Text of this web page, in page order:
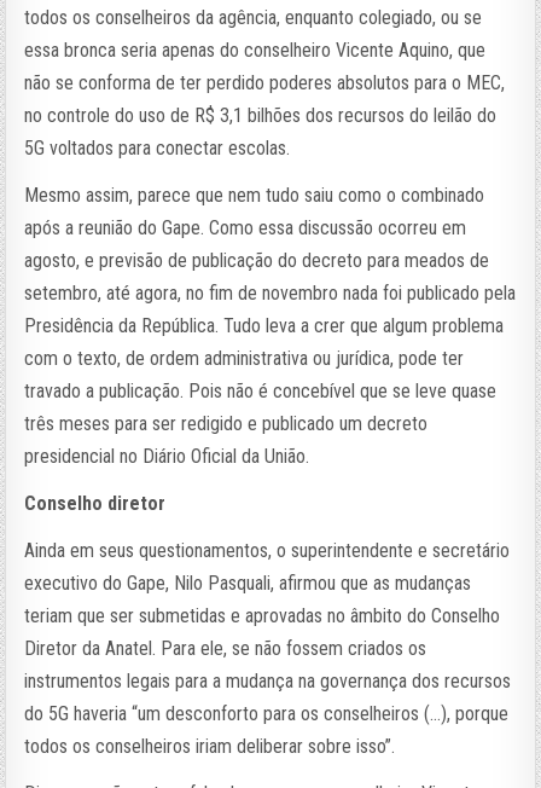
todos os conselheiros da agência, enquanto colegiado, ou se
essa bronca seria apenas do conselheiro Vicente Aquino, que
não se conforma de ter perdido poderes absolutos para o MEC,
no controle do uso de R$ 3,1 bilhões dos recursos do leilão do
5G voltados para conectar escolas.
Mesmo assim, parece que nem tudo saiu como o combinado
após a reunião do Gape. Como essa discussão ocorreu em
agosto, e previsão de publicação do decreto para meados de
setembro, até agora, no fim de novembro nada foi publicado pela
Presidência da República. Tudo leva a crer que algum problema
com o texto, de ordem administrativa ou jurídica, pode ter
travado a publicação. Pois não é concebível que se leve quase
três meses para ser redigido e publicado um decreto
presidencial no Diário Oficial da União.
Conselho diretor
Ainda em seus questionamentos, o superintendente e secretário
executivo do Gape, Nilo Pasquali, afirmou que as mudanças
teriam que ser submetidas e aprovadas no âmbito do Conselho
Diretor da Anatel. Para ele, se não fossem criados os
instrumentos legais para a mudança na governança dos recursos
do 5G haveria “um desconforto para os conselheiros (…), porque
todos os conselheiros iriam deliberar sobre isso”.